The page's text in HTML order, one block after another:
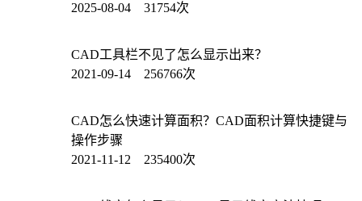
2025-08-04 31754次
CAD工具栏不见了怎么显示出来？
2021-09-14 256766次
CAD怎么快速计算面积？CAD面积计算快捷键与
操作步骤
2021-11-12 235400次